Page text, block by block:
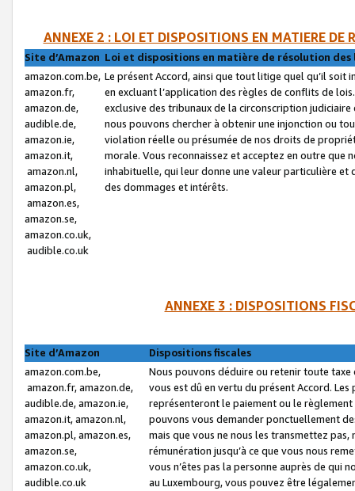
ANNEXE 2 : LOI ET DISPOSITIONS EN MATIERE DE
Site d’Amazon Loi et dispositions en matière de résolution
amazon.com.be,
amazon.fr,
amazon.de,
audible.de,
amazon.ie,
amazon.it,
amazon.nl,
amazon.pl,
amazon.es,
amazon.se,
amazon.co.uk,
audible.co.uk
Le présent Accord, ainsi que tout litige quel qu’il soit
en excluant l’application des règles de conflits de
exclusive des tribunaux de la circonscription
nous pouvons chercher à obtenir une injonction ou
violation réelle ou présumée de nos droits de
morale. Vous reconnaissez et acceptez en outre que
inhabituelle, qui leur donne une valeur particulière
des dommages et intérêts.
ANNEXE 3 : DISPOSITIONS
Site d’Amazon
Dispositions fiscales
amazon.com.be,
amazon.fr, amazon.de,
audible.de, amazon.ie,
amazon.it, amazon.nl,
amazon.pl, amazon.es,
amazon.se,
amazon.co.uk,
audible.co.uk
Nous pouvons déduire ou retenir toute
vous est dû en vertu du présent Accord.
représenteront le paiement ou le
pouvons vous demander ponctuellement
mais que vous ne nous les transmettez
rémunération jusqu’à ce que vous nous
vous n’êtes pas la personne auprès de qui
au Luxembourg, vous pouvez être